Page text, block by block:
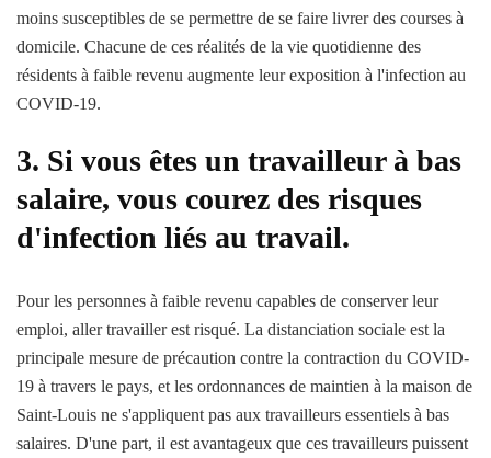
moins susceptibles de se permettre de se faire livrer des courses à
domicile. Chacune de ces réalités de la vie quotidienne des
résidents à faible revenu augmente leur exposition à l'infection au
COVID-19.
3. Si vous êtes un travailleur à bas
salaire, vous courez des risques
d'infection liés au travail.
Pour les personnes à faible revenu capables de conserver leur
emploi, aller travailler est risqué. La distanciation sociale est la
principale mesure de précaution contre la contraction du COVID-
19 à travers le pays, et les ordonnances de maintien à la maison de
Saint-Louis ne s'appliquent pas aux travailleurs essentiels à bas
salaires. D'une part, il est avantageux que ces travailleurs puissent